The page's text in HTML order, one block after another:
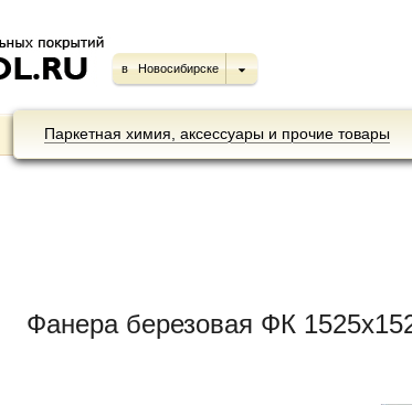
в Новосибирске
Паркетная химия, аксессуары и прочие товары
Фанера березовая ФК